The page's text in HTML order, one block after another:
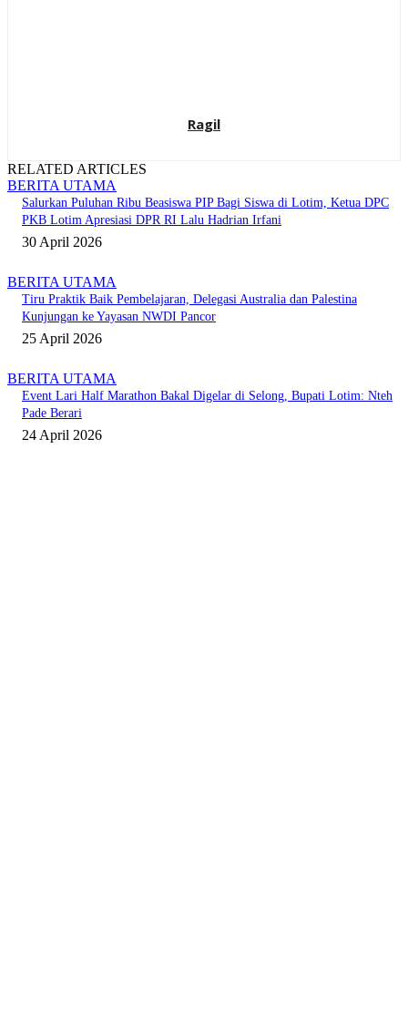
Ragil
RELATED ARTICLES
BERITA UTAMA
Salurkan Puluhan Ribu Beasiswa PIP Bagi Siswa di Lotim, Ketua DPC
PKB Lotim Apresiasi DPR RI Lalu Hadrian Irfani
30 April 2026
BERITA UTAMA
Tiru Praktik Baik Pembelajaran, Delegasi Australia dan Palestina
Kunjungan ke Yayasan NWDI Pancor
25 April 2026
BERITA UTAMA
Event Lari Half Marathon Bakal Digelar di Selong, Bupati Lotim: Nteh
Pade Berari
24 April 2026